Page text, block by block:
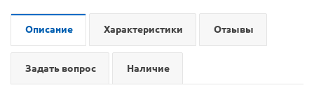
Описание Характеристики Отзывы
Задать вопрос Наличие